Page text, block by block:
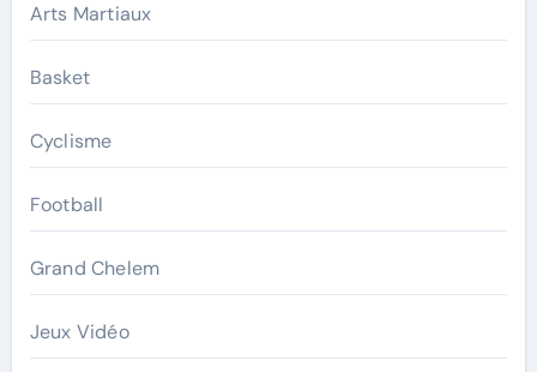
Arts Martiaux
Basket
Cyclisme
Football
Grand Chelem
Jeux Vidéo